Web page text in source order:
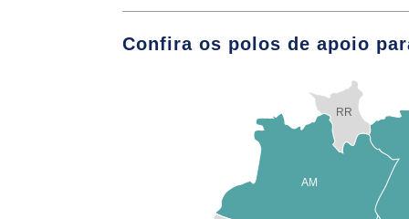
Análise
Direcionadores
Tendências do
Confira os polos de apoio
RR
AM